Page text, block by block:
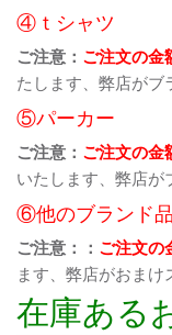
④ｔシャツ
ご注意： ご注文の金
たします、弊店が
⑤パーカー
ご注意： ご注文の金
いたします、弊店
⑥他のブランド
ご注意：： ご注文の
ます、弊店がおま
在庫ある